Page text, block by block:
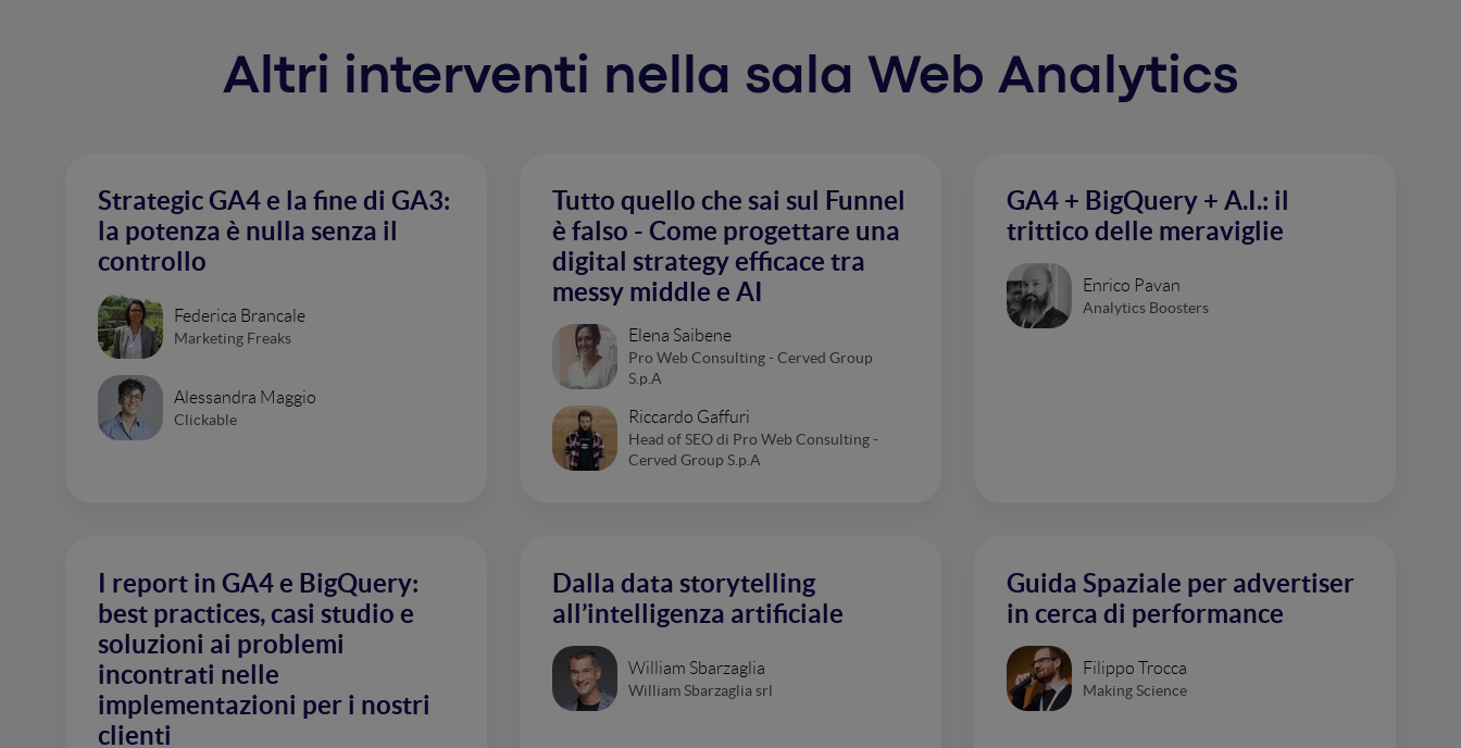
Altri interventi nella sala Web Analytics
Strategic GA4 e la fine di GA3:
la potenza è nulla senza il
controllo
Federica Brancale
Marketing Freaks
Alessandra Maggio
Clickable
Tutto quello che sai sul Funnel
è falso - Come progettare una
digital strategy efficace tra
messy middle e AI
Elena Saibene
Pro Web Consulting - Cerved Group
S.p.A
Riccardo Gaffuri
Head of SEO di Pro Web Consulting -
Cerved Group S.p.A
GA4 + BigQuery + A.I.: il
trittico delle meraviglie
Enrico Pavan
Analytics Boosters
I report in GA4 e BigQuery:
best practices, casi studio e
soluzioni ai problemi
incontrati nelle
implementazioni per i nostri
clienti
Dalla data storytelling
all’intelligenza artificiale
William Sbarzaglia
William Sbarzaglia srl
Guida Spaziale per advertiser
in cerca di performance
Filippo Trocca
Making Science